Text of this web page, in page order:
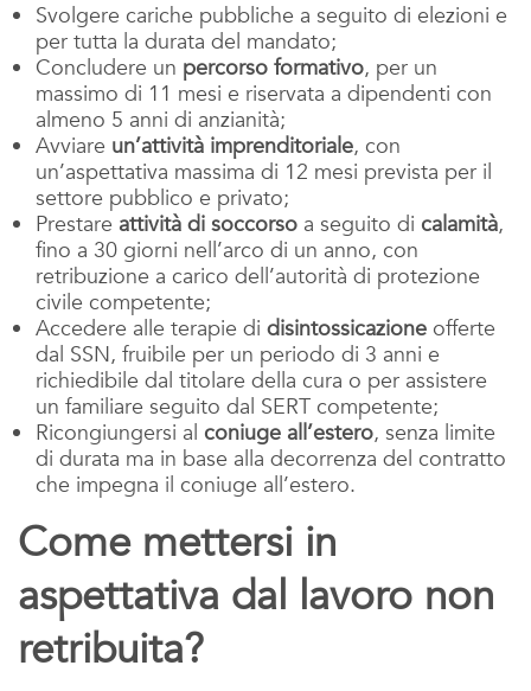
Svolgere cariche pubbliche a seguito di elezioni e
per tutta la durata del mandato;
Concludere un percorso formativo, per un
massimo di 11 mesi e riservata a dipendenti con
almeno 5 anni di anzianità;
Avviare un’attività imprenditoriale, con
un’aspettativa massima di 12 mesi prevista per il
settore pubblico e privato;
Prestare attività di soccorso a seguito di calamità,
fino a 30 giorni nell’arco di un anno, con
retribuzione a carico dell’autorità di protezione
civile competente;
Accedere alle terapie di disintossicazione offerte
dal SSN, fruibile per un periodo di 3 anni e
richiedibile dal titolare della cura o per assistere
un familiare seguito dal SERT competente;
Ricongiungersi al coniuge all’estero, senza limite
di durata ma in base alla decorrenza del contratto
che impegna il coniuge all’estero.
Come mettersi in
aspettativa dal lavoro non
retribuita?